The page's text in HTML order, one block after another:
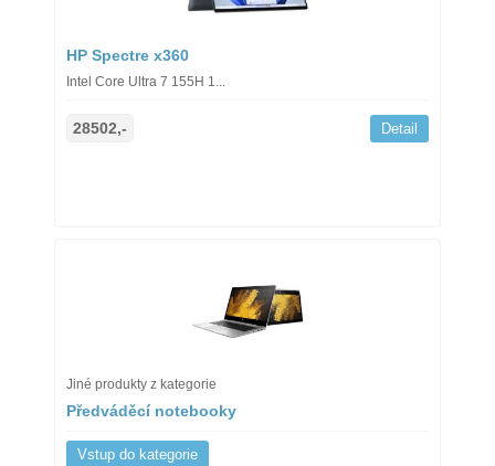
HP Spectre x360
Intel Core Ultra 7 155H 1...
28502,- Detail
Jiné produkty z kategorie
Předváděcí notebooky
Vstup do kategorie